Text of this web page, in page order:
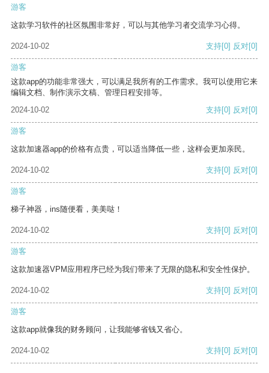
游客
这款学习软件的社区氛围非常好，可以与其他学习者交流学习心得。
2024-10-02 支持[0] 反对[0]
游客
这款app的功能非常强大，可以满足我所有的工作需求。我可以使用它来
编辑文档、制作演示文稿、管理日程安排等。
2024-10-02
支持[0] 反对[0]
游客
这款加速器app的价格有点贵，可以适当降低一些，这样会更加亲民。
2024-10-02 支持[0] 反对[0]
游客
梯子神器，ins随便看，美美哒！
2024-10-02 支持[0] 反对[0]
游客
这款加速器VPM应用程序已经为我们带来了无限的隐私和安全性保护。
2024-10-02 支持[0] 反对[0]
游客
这款app就像我的财务顾问，让我能够省钱又省心。
2024-10-02 支持[0] 反对[0]